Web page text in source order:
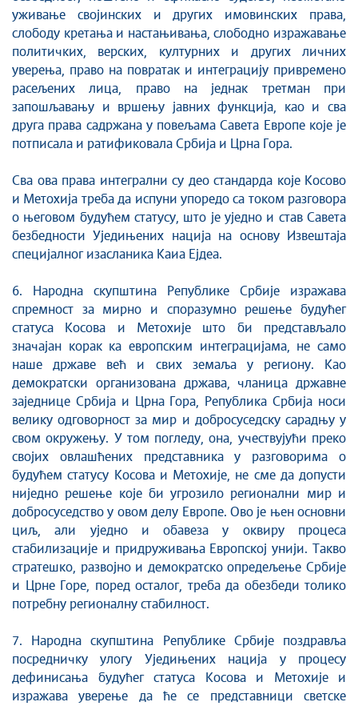
уживање својинских и других имовинских права,
слободу кретања и настањивања, слободно изражавање
политичких, верских, културних и других личних
уверења, право на повратак и интеграцију привремено
расељених лица, право на једнак третман при
запошљавању и вршењу јавних функција, као и сва
друга права садржана у повељама Савета Европе које је
потписала и ратификовала Србија и Црна Гора.
Сва ова права интегрални су део стандарда које Косово
и Метохија треба да испуни упоредо са током разговора
о његовом будућем статусу, што је уједно и став Савета
безбедности Уједињених нација на основу Извештаја
специјалног изасланика Каиа Ејдеа.
6. Народна скупштина Републике Србије изражава
спремност за мирно и споразумно решење будућег
статуса Косова и Метохије што би представљало
значајан корак ка европским интеграцијама, не само
наше државе већ и свих земаља у региону. Као
демократски организована држава, чланица државне
заједнице Србија и Црна Гора, Република Србија носи
велику одговорност за мир и добросуседску сарадњу у
свом окружењу. У том погледу, она, учествујући преко
својих овлашћених представника у разговорима о
будућем статусу Косова и Метохије, не сме да допусти
ниједно решење које би угрозило регионални мир и
добросуседство у овом делу Европе. Ово је њен основни
циљ, али уједно и обавеза у оквиру процеса
стабилизације и придруживања Европској унији. Такво
стратешко, развојно и демократско опредељење Србије
и Црне Горе, поред осталог, треба да обезбеди толико
потребну регионалну стабилност.
7. Народна скупштина Републике Србије поздравља
посредничку улогу Уједињених нација у процесу
дефинисања будућег статуса Косова и Метохије и
изражава уверење да ће се представници светске